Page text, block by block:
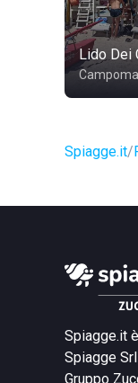
Lido Dei
Spiagge.it
Spiagge.it
Spiagge Srl
Gruppo